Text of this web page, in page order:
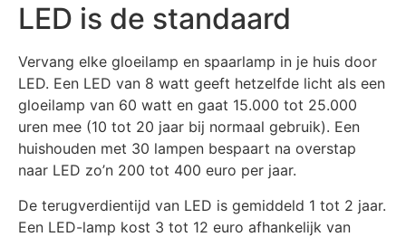
LED is de standaard
Vervang elke gloeilamp en spaarlamp in je huis door
LED. Een LED van 8 watt geeft hetzelfde licht als een
gloeilamp van 60 watt en gaat 15.000 tot 25.000
uren mee (10 tot 20 jaar bij normaal gebruik). Een
huishouden met 30 lampen bespaart na overstap
naar LED zo’n 200 tot 400 euro per jaar.
De terugverdientijd van LED is gemiddeld 1 tot 2 jaar.
Een LED-lamp kost 3 tot 12 euro afhankelijk van